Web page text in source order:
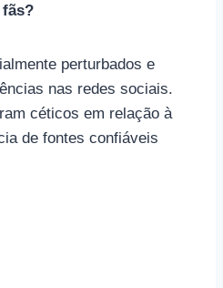
perturbados e
nas redes sociais.
céticos em relação à
de fontes confiáveis